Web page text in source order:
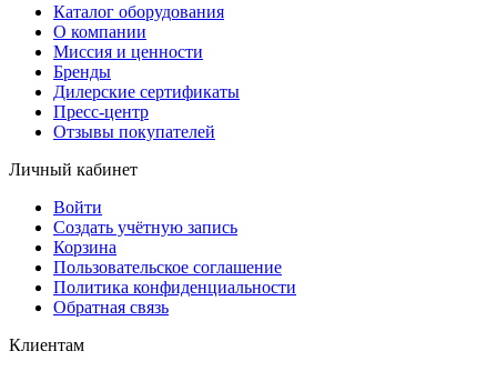
Каталог оборудования
О компании
Миссия и ценности
Бренды
Дилерские сертификаты
Пресс-центр
Отзывы покупателей
Личный кабинет
Войти
Создать учётную запись
Корзина
Пользовательское соглашение
Политика конфиденциальности
Обратная связь
Клиентам